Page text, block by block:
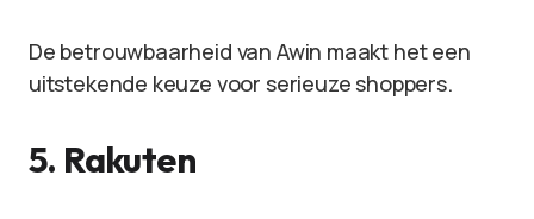
De betrouwbaarheid van Awin maakt het een
uitstekende keuze voor serieuze shoppers.
5. Rakuten